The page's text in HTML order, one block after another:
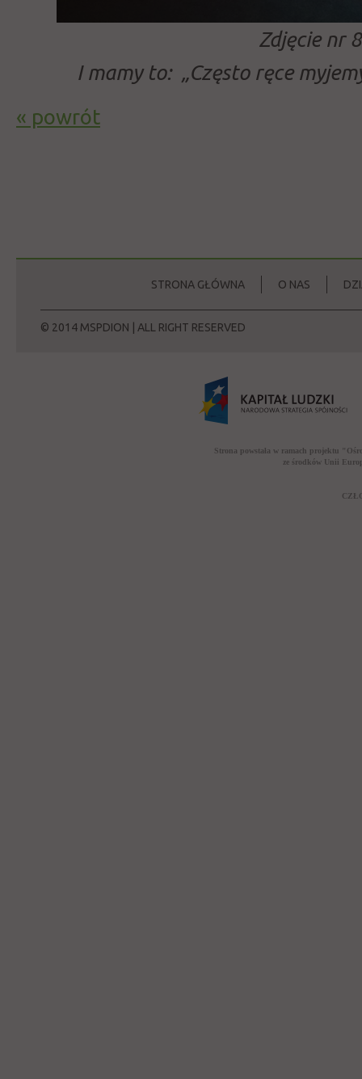
Zdjęcie nr
I mamy to: „Często ręce
« powrót
STRONA GŁÓWNA O NAS
© 2014 MSPDION | ALL RIGHT RESERVED
Strona powstała w ramach projektu
ze środków Unii